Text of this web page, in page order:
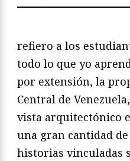
refiero a los
todo lo que yo
por extensión, la
Central de
vista arquitectónico
una gran cantidad
historias vinculadas